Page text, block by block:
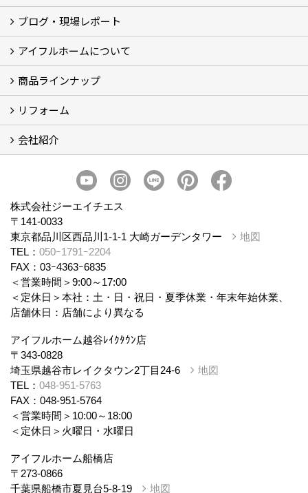
建築実例
お客様の声
ブログ・現場レポート
ブログ
現場レポート
アイフルホームについて
アイフルホームについて (5)
商品ラインナップ
商品ラインナップ
リフォーム
まるごと断熱リフォーム
イベント情報
施工事例
会社紹介
スタッフ紹介
個人情報保護方針
株式会社ジーエイチエス
〒141-0033
東京都品川区西品川1-1-1 大崎ガーデンタワー
地図
TEL： 050ｰ1791ｰ2204
FAX：03ｰ4363ｰ6835
＜営業時間＞9:00～17:00
＜定休日＞本社：土・日・祝日・夏季休業・年末年始休業、
店舗休日：店舗により異なる
アイフルホーム越谷ﾚｲｸﾀｳﾝ店
〒343-0828
埼玉県越谷市レイクタウン2丁目24-6
地図
TEL： 048-951-5763
FAX：048-951-5764
＜営業時間＞10:00～18:00
＜定休日＞火曜日・水曜日
アイフルホーム船橋店
〒273-0866
千葉県船橋市夏見台5-8-19
地図